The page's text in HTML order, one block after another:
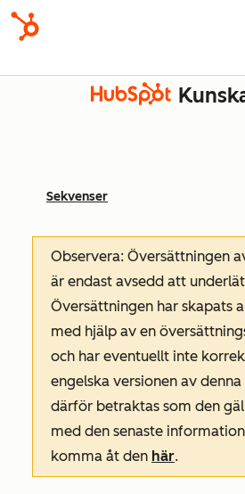
Sekvenser
Observera: Översättningen
är endast avsedd att
Översättningen har skapats
med hjälp av en
och har eventuellt inte
engelska versionen av
därför betraktas som den
med den senaste
komma åt den här.